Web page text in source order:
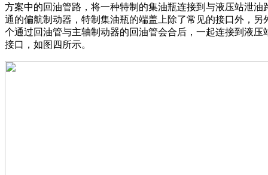
方案中的回油管路，将一种特制的集油瓶连接到与液压站泄油
通的偏航制动器，特制集油瓶的端盖上除了常见的接口外，另
个通过回油管与主轴制动器的回油管会合后，一起连接到液压
接口，如图四所示。